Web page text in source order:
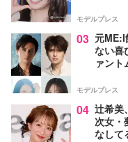
モデルプレス
03 元ME:I
ない喜
ァン
モデルプレス
04 辻希美
次女・
なして